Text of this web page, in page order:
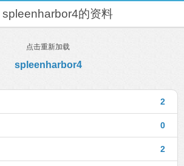
spleenharbor4的资料
点击重新加载
spleenharbor4
2
0
2